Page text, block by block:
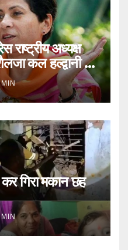
राष्ट्रीय अध्यक्ष
कल हल्द्वानी में
गिरा मकान छह